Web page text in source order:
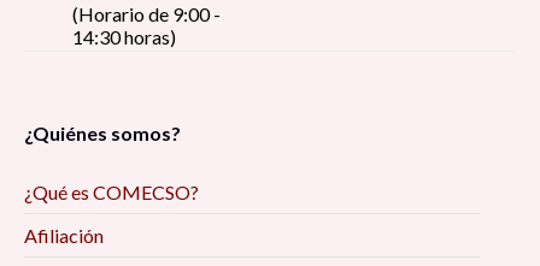
(Horario de 9:00 -
14:30 horas)
¿Quiénes somos?
¿Qué es COMECSO?
Afiliación